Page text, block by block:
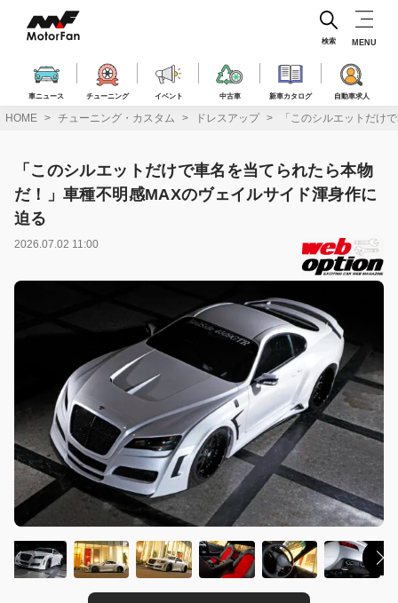
ス
車ニュース チューニング イベント 中古車 新車カタログ 自動車求人
検索 MENU
HOME チューニング・カスタム ドレスアップ 「このシルエットだけ
「このシルエットだけで車名を当てられたら本物
だ！」車種不明感MAXのヴェイルサイド渾身作に
迫る
2026.07.02 11:00